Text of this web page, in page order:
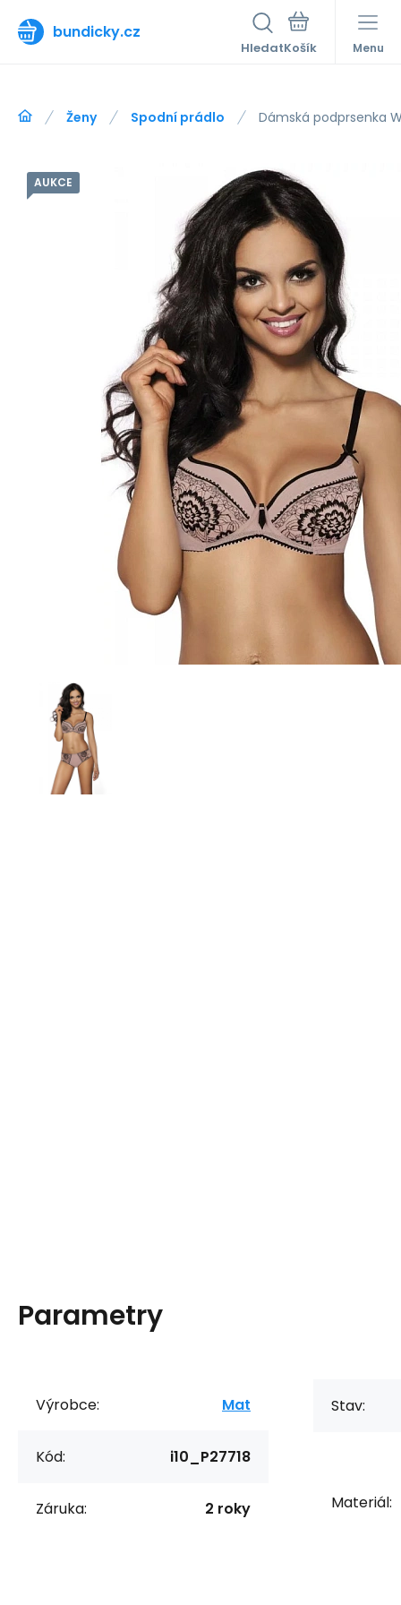
bundicky.cz
Hledat Menu
Ženy Spodní prádlo Dámská podprsenka
AUKCE
Parametry
Výrobce: Mat
Kód: i10_P27718
Záruka: 2 roky
Stav:
Materiál: